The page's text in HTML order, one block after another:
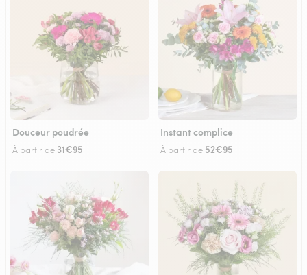
Douceur poudrée
À partir de 31€95
Instant complice
À partir de 52€95